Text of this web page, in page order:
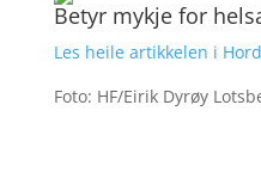
Betyr mykje for
Les heile artikkelen i
Foto: HF/Eirik Dyrøy